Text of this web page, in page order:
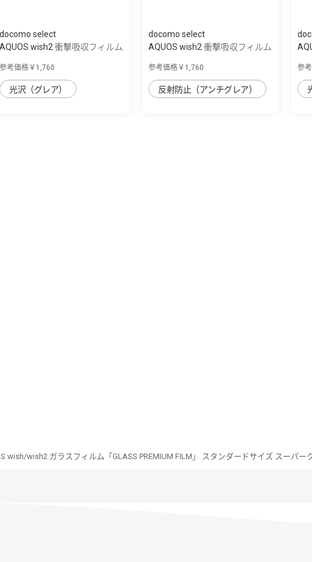
docomo select
AQUOS wish2 衝撃吸収フィルム
参考価格￥1,760
光沢（グレア）
docomo select
AQUOS wish2 衝撃吸収フィルム
参考価格￥1,760
反射防止（アンチグレア）
参
wish/wish2 ガラスフィルム「GLASS PREMIUM FILM」 スタンダードサイズ スーパー